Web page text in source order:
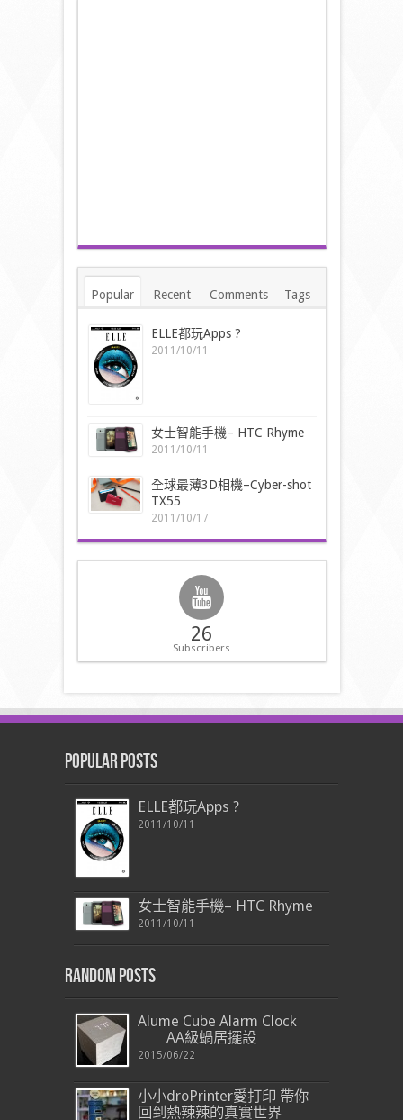
Popular Recent Comments Tags
ELLE都玩Apps ?
2011/10/11
女士智能手機– HTC Rhyme
2011/10/11
全球最薄3D相機–Cyber-shot
TX55
2011/10/17
26
Subscribers
Popular Posts
ELLE都玩Apps ?
2011/10/11
女士智能手機– HTC Rhyme
2011/10/11
Random Posts
Alume Cube Alarm Clock
AA級蝸居擺設
2015/06/22
小小droPrinter愛打印 帶你
回到熱辣辣的真實世界